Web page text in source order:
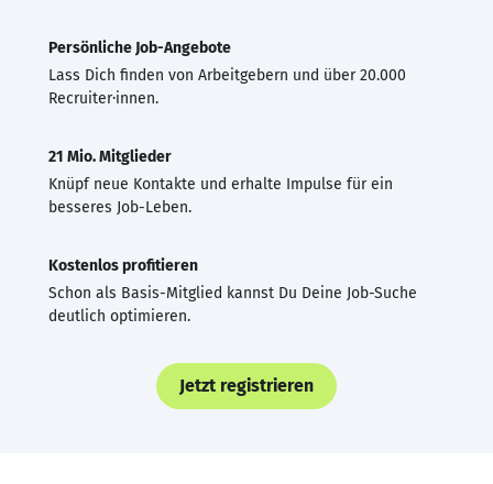
Persönliche Job-Angebote
Lass Dich finden von Arbeitgebern und über 20.000
Recruiter·innen.
21 Mio. Mitglieder
Knüpf neue Kontakte und erhalte Impulse für ein
besseres Job-Leben.
Kostenlos profitieren
Schon als Basis-Mitglied kannst Du Deine Job-Suche
deutlich optimieren.
Jetzt registrieren